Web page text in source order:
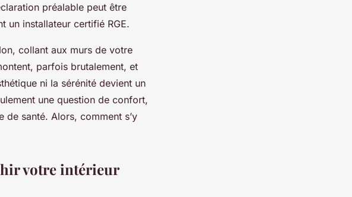
préalable peut être
un installateur certifié RGE.
collant aux murs de votre
parfois brutalement, et
ni la sérénité devient un
une question de confort,
de santé. Alors, comment s’y
votre intérieur